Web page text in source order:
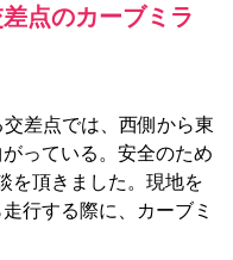
点のカーブミラ
差点では、西側から東
っている。安全のため
を頂きました。現地を
行する際に、カーブミ